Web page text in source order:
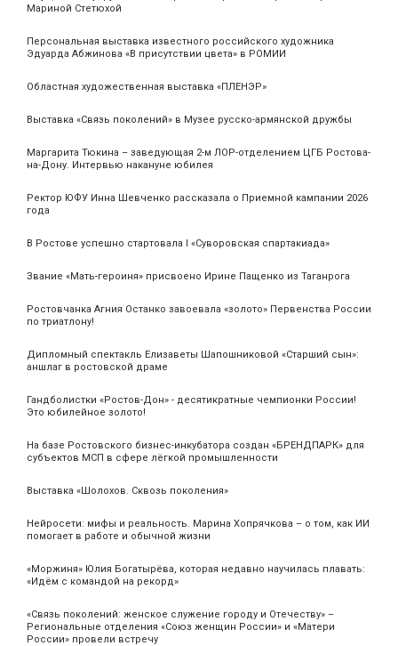
Мариной Стетюхой
Персональная выставка известного российского художника
Эдуарда Абжинова «В присутствии цвета» в РОМИИ
Областная художественная выставка «ПЛЕНЭР»
Выставка «Связь поколений» в Музее русско-армянской дружбы
Маргарита Тюкина – заведующая 2-м ЛОР-отделением ЦГБ Ростова-
на-Дону. Интервью накануне юбилея
Ректор ЮФУ Инна Шевченко рассказала о Приемной кампании 2026
года
В Ростове успешно стартовала I «Суворовская спартакиада»
Звание «Мать‑героиня» присвоено Ирине Пащенко из Таганрога
Ростовчанка Агния Останко завоевала «золото» Первенства России
по триатлону!
Дипломный спектакль Елизаветы Шапошниковой «Старший сын»:
аншлаг в ростовской драме
Гандболистки «Ростов-Дон» - десятикратные чемпионки России!
Это юбилейное золото!
На базе Ростовского бизнес-инкубатора создан «БРЕНДПАРК» для
субъектов МСП в сфере лёгкой промышленности
Выставка «Шолохов. Сквозь поколения»
Нейросети: мифы и реальность. Марина Хопрячкова – о том, как ИИ
помогает в работе и обычной жизни
«Моржиня» Юлия Богатырёва, которая недавно научилась плавать:
«Идём с командой на рекорд»
«Связь поколений: женское служение городу и Отечеству» –
Региональные отделения «Союз женщин России» и «Матери
России» провели встречу